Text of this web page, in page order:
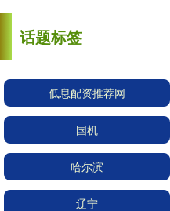
话题标签
低息配资推荐网
国机
哈尔滨
辽宁